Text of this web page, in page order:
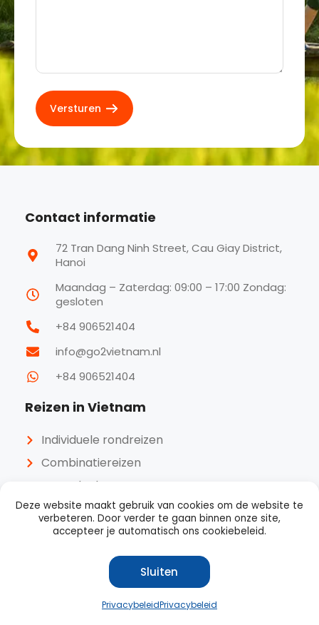
Deze website maakt gebruik van cookies om de website te
verbeteren. Door verder te gaan binnen onze site,
accepteer je automatisch ons cookiebeleid.
Sluiten
PrivacybeleidPrivacybeleid
Contact informatie
72 Tran Dang Ninh Street, Cau Giay District,
Hanoi
Maandag – Zaterdag: 09:00 – 17:00 Zondag:
gesloten
+84 906521404
info@go2vietnam.nl
+84 906521404
Reizen in Vietnam
Individuele rondreizen
Combinatiereizen
Superdeals
Excursies
Accommodaties
Tips en informatie
Bestemmingen